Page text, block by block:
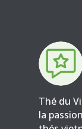
Thé du
la